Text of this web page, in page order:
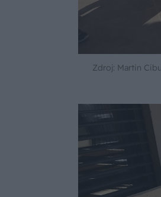
Zdroj: Martin